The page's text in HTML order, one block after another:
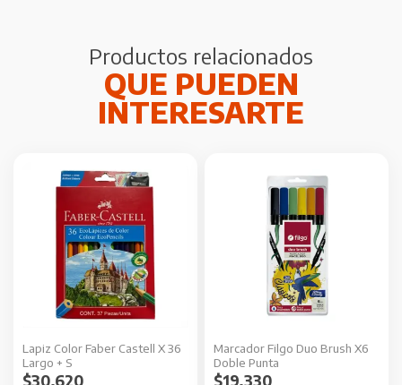
Productos relacionados
Lapiz Color Faber Castell X 36
Largo + S
$30.620
Marcador Filgo Duo Brush X6
Doble Punta
$19.330